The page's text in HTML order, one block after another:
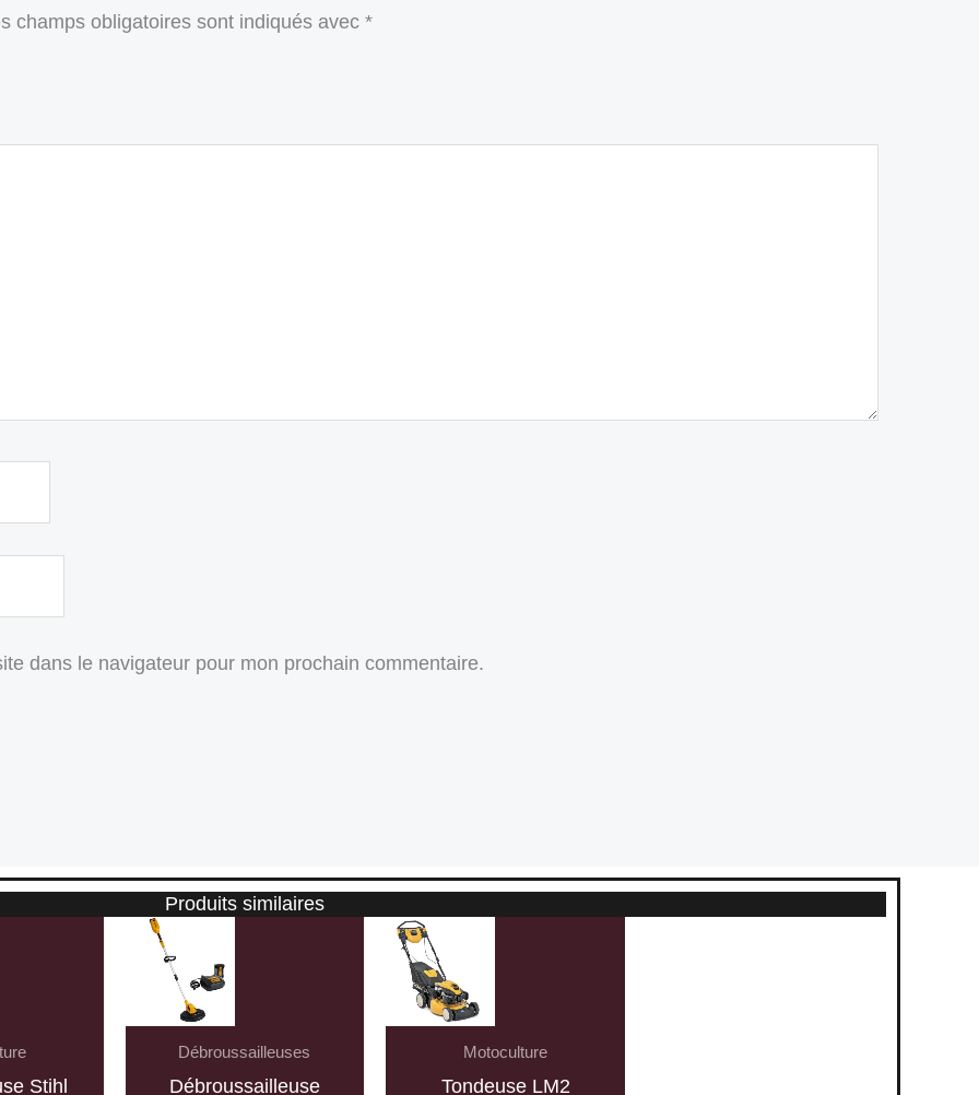
champs obligatoires sont indiqués avec *
dans le navigateur pour mon prochain commentaire.
Produits similaires
Stihl
Débroussailleuses
Débroussailleuse
Motoculture
Tondeuse LM2